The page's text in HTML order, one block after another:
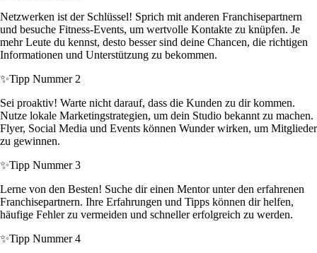
Netzwerken ist der Schlüssel! Sprich mit anderen Franchisepartnern
und besuche Fitness-Events, um wertvolle Kontakte zu knüpfen. Je
mehr Leute du kennst, desto besser sind deine Chancen, die richtigen
Informationen und Unterstützung zu bekommen.
✨Tipp Nummer 2
Sei proaktiv! Warte nicht darauf, dass die Kunden zu dir kommen.
Nutze lokale Marketingstrategien, um dein Studio bekannt zu machen.
Flyer, Social Media und Events können Wunder wirken, um Mitglieder
zu gewinnen.
✨Tipp Nummer 3
Lerne von den Besten! Suche dir einen Mentor unter den erfahrenen
Franchisepartnern. Ihre Erfahrungen und Tipps können dir helfen,
häufige Fehler zu vermeiden und schneller erfolgreich zu werden.
✨Tipp Nummer 4